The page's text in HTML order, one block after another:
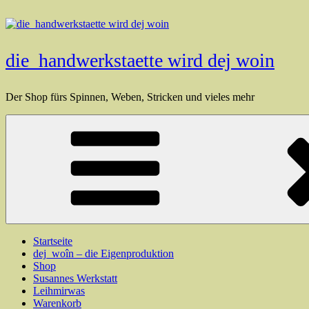
Inhalt
die_handwerkstaette wird dej woin
Der Shop fürs Spinnen, Weben, Stricken und vieles mehr
Startseite
dej_woîn – die Eigenproduktion
Shop
Susannes Werkstatt
Leihmirwas
Warenkorb